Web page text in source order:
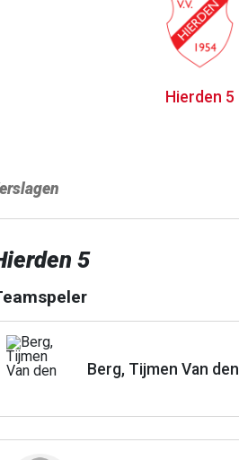
Hierden 5
5
Berg, Tijmen Van den